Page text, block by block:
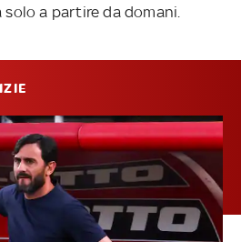
solo a partire da domani.